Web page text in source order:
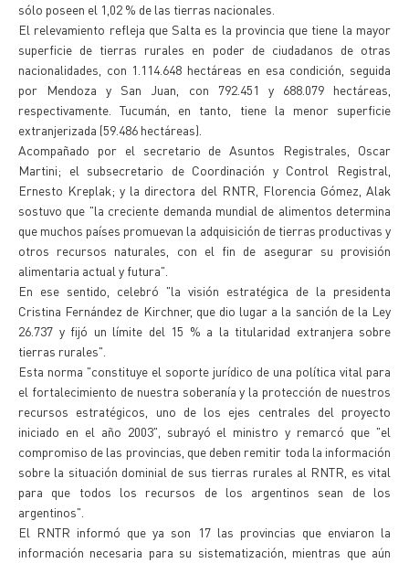
sólo poseen el 1,02 % de las tierras nacionales.
El relevamiento refleja que Salta es la provincia que tiene la mayor
superficie de tierras rurales en poder de ciudadanos de otras
nacionalidades, con 1.114.648 hectáreas en esa condición, seguida
por Mendoza y San Juan, con 792.451 y 688.079 hectáreas,
respectivamente. Tucumán, en tanto, tiene la menor superficie
extranjerizada (59.486 hectáreas).
Acompañado por el secretario de Asuntos Registrales, Oscar
Martini; el subsecretario de Coordinación y Control Registral,
Ernesto Kreplak; y la directora del RNTR, Florencia Gómez, Alak
sostuvo que "la creciente demanda mundial de alimentos determina
que muchos países promuevan la adquisición de tierras productivas y
otros recursos naturales, con el fin de asegurar su provisión
alimentaria actual y futura".
En ese sentido, celebró "la visión estratégica de la presidenta
Cristina Fernández de Kirchner, que dio lugar a la sanción de la Ley
26.737 y fijó un límite del 15 % a la titularidad extranjera sobre
tierras rurales".
Esta norma "constituye el soporte jurídico de una política vital para
el fortalecimiento de nuestra soberanía y la protección de nuestros
recursos estratégicos, uno de los ejes centrales del proyecto
iniciado en el año 2003", subrayó el ministro y remarcó que "el
compromiso de las provincias, que deben remitir toda la información
sobre la situación dominial de sus tierras rurales al RNTR, es vital
para que todos los recursos de los argentinos sean de los
argentinos".
El RNTR informó que ya son 17 las provincias que enviaron la
información necesaria para su sistematización, mientras que aún